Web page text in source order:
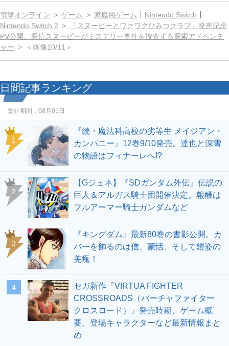
電撃オンライン ゲーム 家庭用ゲーム
Nintendo Switch
Nintendo Switch 2
『スヌーピーとワクワクひみつクラブ』発売記念
PV公開。探偵スヌーピーがミステリー事件を捜査する探索アドベンチ
ャー
＜画像10/11＞
日間記事ランキング
集計期間： 08月01日
1
『続・魔法科高校の劣等生 メイジアン・
カンパニー』12巻9/10発売。達也と深雪
の物語はフィナーレへ!?
2
【Gジェネ】『SDガンダム外伝』伝説の
巨人＆アルガス騎士団開催決定。報酬は
フルアーマー騎士ガンダムなど
3
『キングダム』最新80巻の書影公開。カ
バーを飾るのは信、蒙恬、そして鎧姿の
羌瘣！
4
セガ新作『VIRTUA FIGHTER
CROSSROADS（バーチャファイター
クロスロード）』発売時期、ゲーム概
要、登場キャラクターなど最新情報まと
め